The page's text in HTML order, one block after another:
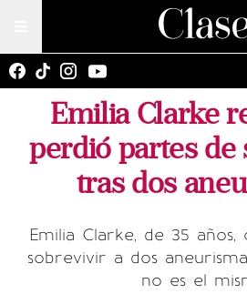
Emilia Clarke
perdió partes de
tras dos
Emilia Clarke, de 35
sobrevivir a dos
no es el